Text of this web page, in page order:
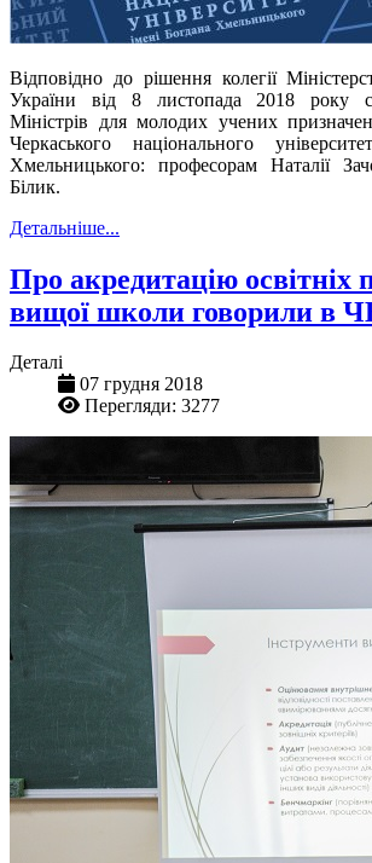
Відповідно до рішення колегії
України від 8 листопада 2018 року
Міністрів для молодих учених
Черкаського національного
Хмельницького: професорам Наталії
Білик.
Детальніше...
Про акредитацію освітніх
вищої школи говорили в
Деталі
07 грудня 2018
Перегляди: 3277